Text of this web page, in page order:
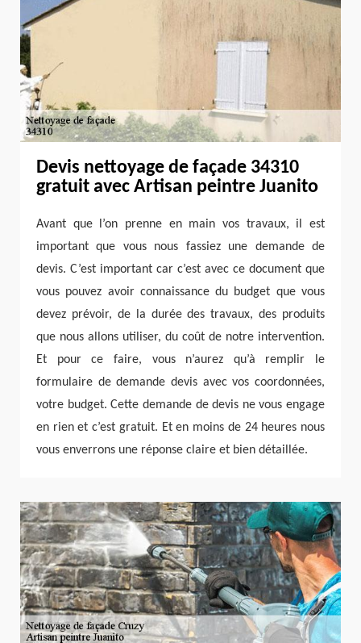
Devis nettoyage de façade 34310
gratuit avec Artisan peintre Juanito
Avant que l’on prenne en main vos travaux, il est
important que vous nous fassiez une demande de
devis. C’est important car c’est avec ce document que
vous pouvez avoir connaissance du budget que vous
devez prévoir, de la durée des travaux, des produits
que nous allons utiliser, du coût de notre intervention.
Et pour ce faire, vous n’aurez qu’à remplir le
formulaire de demande devis avec vos coordonnées,
votre budget. Cette demande de devis ne vous engage
en rien et c’est gratuit. Et en moins de 24 heures nous
vous enverrons une réponse claire et bien détaillée.